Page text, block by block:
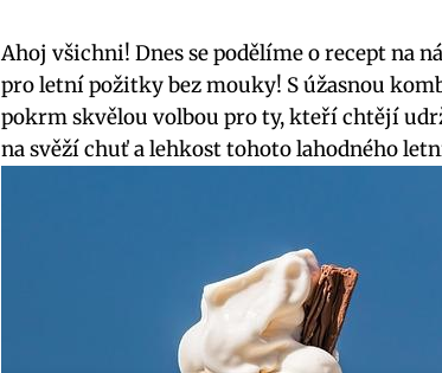
Ahoj všichni! Dnes se podělíme o recept na
pro letní požitky bez mouky! S úžasnou
pokrm skvělou volbou pro ty, kteří chtějí
na svěží chuť a lehkost tohoto lahodného